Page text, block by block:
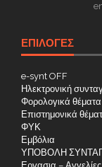
ΕΠΙΛΟΓΕΣ
e-synt OFF
Ηλεκτρονική
Φορολογικά θέματα
Επιστημονικά
ΦΥΚ
Εμβόλια
ΥΠΟΒΟΛΗ